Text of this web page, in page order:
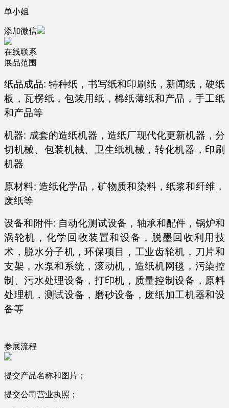
单小姐
添加微信
在线联系
展品范围
纸品成品: 特种纸，书写纸和印刷纸，新闻纸，硬纸
板，瓦楞纸，包装用纸，棉纸薄纸和产品，手工纸
和产品等
机器: 成套的造纸机器，造纸厂现代化更新机器，分
切机械、包装机械、卫生纸机械，转化机器，印刷
机器
原材料: 造纸化学品，矿物质和染料，纸浆和纤维，
废纸等
设备和附件: 自动化测试设备，轴承和配件，锅炉和
涡轮机，化学回收装置和设备，脱墨回收利用技
术，脱水分子机，环保项目，工业齿轮机，刀片和
支架，水泵和系统，滚动机，造纸机网毯，污染控
制、污水处理设备，打印机，质量控制设备，原料
处理机，测试设备，磨砂设备，废纸加工机器和设
备等
参展流程
提交产品名称和图片；
提交公司营业执照；